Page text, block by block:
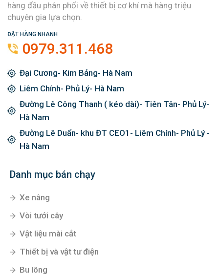
hàng đầu phân phối về thiết bị cơ khí mà hàng triệu
chuyên gia lựa chọn.
ĐẶT HÀNG NHANH
0979.311.468
Đại Cương- Kim Bảng- Hà Nam
Liêm Chính- Phủ Lý- Hà Nam
Đường Lê Công Thanh ( kéo dài)- Tiên Tân- Phủ Lý-
Hà Nam
Đường Lê Duẩn- khu ĐT CEO1- Liêm Chính- Phủ Lý -
Hà Nam
Danh mục bán chạy
Xe nâng
Vòi tưới cây
Vật liệu mài cắt
Thiết bị và vật tư điện
Bu lông